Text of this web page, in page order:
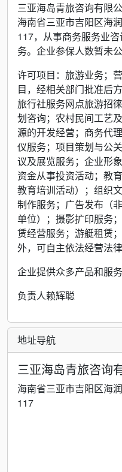
三亚海岛青旅咨询有限
海南省三亚市吉阳区海
117，从事商务服务业
务。企业参保人数暂未公
许可项目：旅游业务；
目，经相关部门批准后
旅行社服务网点旅游招
划咨询；农村民间工艺
源的开发经营；商务代
仪服务；项目策划与公
议及展览服务；企业形
资金从事投资活动；教
教育培训活动）；组织
制作服务；广告发布（
单位）；摄影扩印服务
赁经营服务；游艇租赁
外，可自主依法经营法
企业提供众多产品和服务
负责人赖辉聪
地址导航
三亚海岛青旅咨询
海南省三亚市吉阳区海
117